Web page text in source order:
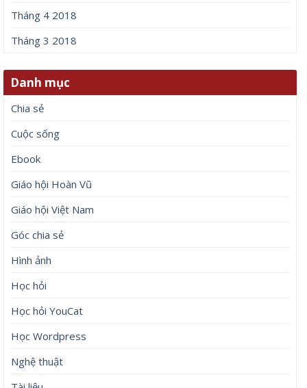
Tháng 4 2018
Tháng 3 2018
Danh mục
Chia sẻ
Cuộc sống
Ebook
Giáo hội Hoàn Vũ
Giáo hội Việt Nam
Góc chia sẻ
Hình ảnh
Học hỏi
Học hỏi YouCat
Học Wordpress
Nghệ thuật